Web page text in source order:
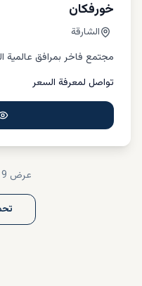
خورفكان
الشارقة
مجتمع فاخر بمرافق عالمية
تواصل لمعرفة السعر
عرض 9